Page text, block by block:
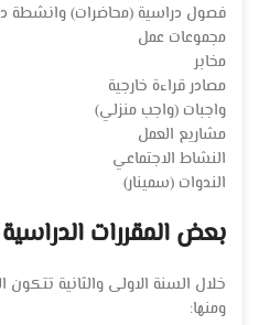
فصول دراسية (محاضرات) وانشطة
مجموعات عمل
مخابر
مصادر قراءة خارجية
واجبات (واجب منزلي)
مشاريع العمل
النشاط الاجتماعي
الندوات (سمينار)
بعض المقررات
خلال السنة الاولى والثانية تتكون
ومنها: